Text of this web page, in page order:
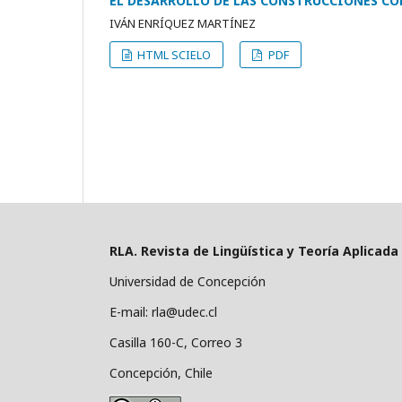
IVÁN ENRÍQUEZ MARTÍNEZ
HTML SCIELO
PDF
RLA. Revista de Lingüística y Teoría Aplicada
Universidad de Concepción
E-mail: rla@udec.cl
Casilla 160-C, Correo 3
Concepción, Chile